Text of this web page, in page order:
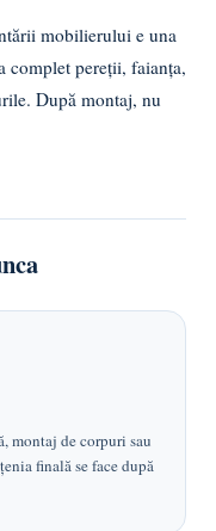
mobilierului e una
complet pereții, faianța,
După montaj, nu
montaj de corpuri sau
finală se face după